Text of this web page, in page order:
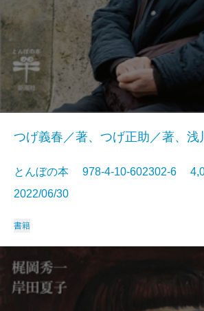
つげ義春／著、つげ正助／著、浅
とんぼの本 978-4-10-602302-6
2022/06/30
書籍